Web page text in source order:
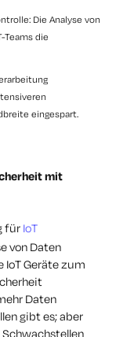
Die Analyse von
Teams die
eingespart.
mit
für IoT
von Daten
IoT Geräte zum
Daten
gibt es; aber